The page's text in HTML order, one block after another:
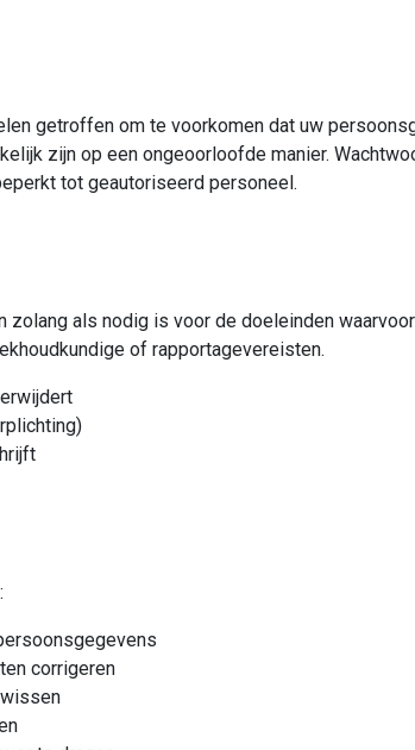
getroffen om te voorkomen dat uw
zijn op een ongeoorloofde manier.
tot geautoriseerd personeel.
zolang als nodig is voor de doeleinden
of rapportagevereisten.
corrigeren